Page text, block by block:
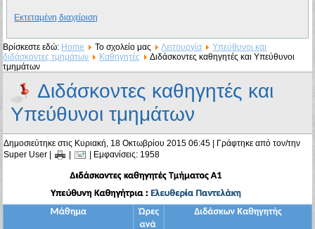
Εκτεταμένη διαχείριση
Βρίσκεστε εδώ: Home Το σχολείο μας Λειτουργία
Υπεύθυνοι και
διδάσκοντες τμημάτων
Καθηγητές
Διδάσκοντες καθηγητές και Υπεύθυνοι
τμημάτων
Διδάσκοντες καθηγητές και
Υπεύθυνοι τμημάτων
Δημοσιεύτηκε στις Κυριακή, 18 Οκτωβρίου 2015 06:45 | Γράφτηκε από τον/την
Super User
| Εμφανίσεις: 1958